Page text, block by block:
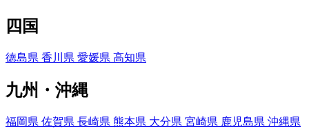
四国
徳島県 香川県 愛媛県 高知県
九州・沖縄
福岡県 佐賀県 長崎県 熊本県 大分県 宮崎県 鹿児島県 沖縄県